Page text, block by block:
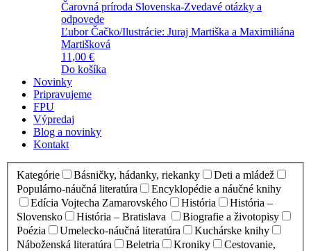
Čarovná príroda Slovenska-Zvedavé otázky a
odpovede
Ľubor Čačko/Ilustrácie: Juraj Martiška a Maximiliána
Martišková
11,00 €
Do košíka
Novinky
Pripravujeme
FPU
Výpredaj
Blog a novinky
Kontakt
Kategórie Básničky, hádanky, riekanky
Deti a mládež
Populárno-náučná literatúra
Encyklopédie a náučné knihy
Edícia Vojtecha Zamarovského
História
História –
Slovensko
História – Bratislava
Biografie a životopisy
Poézia
Umelecko-náučná literatúra
Kuchárske knihy
Náboženská literatúra
Beletria Kroniky
Cestovanie,